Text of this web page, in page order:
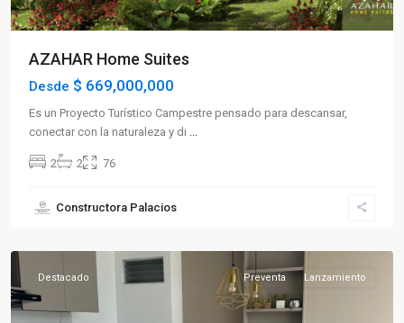
AZAHAR Home Suites
Desde $ 669,000,000
Es un Proyecto Turístico Campestre pensado para descansar,
conectar con la naturaleza y di ...
2 2 76
Constructora Palacios
Sur,
Destacado Preventa Lanzamiento